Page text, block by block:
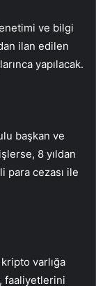
ve bilgi
ilan edilen
yapılacak.
başkan ve
8 yıldan
para cezası ile
varlığa
faaliyetlerini